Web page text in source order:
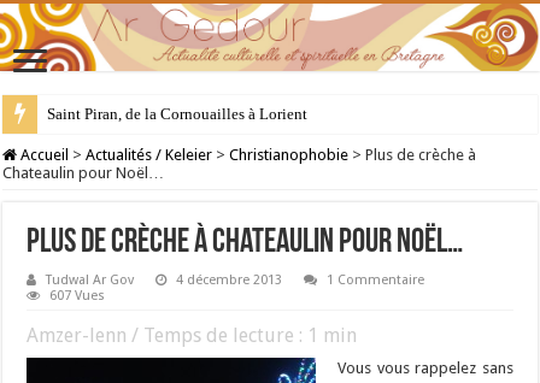
Saint Piran, de la Cornouailles à Lorient
28 juillet : Saint Samson de Dol, père de la Bretagne chrétienne
Accueil > Actualités / Keleier > Christianophobie > Plus de crèche à
Chateaulin pour Noël…
Plus de crèche à Chateaulin pour Noël…
Tudwal Ar Gov 4 décembre 2013
1 Commentaire
607 Vues
Amzer-lenn / Temps de lecture : 1 min
Vous vous rappelez sans